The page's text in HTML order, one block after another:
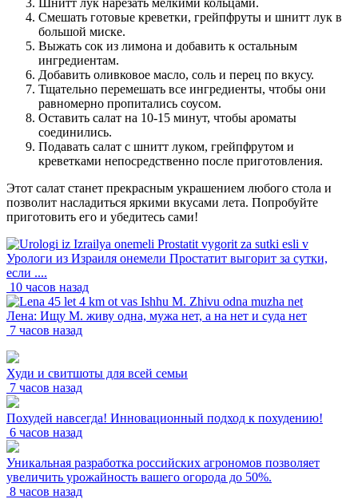
Смешать готовые креветки, грейпфруты и шнитт лук в
большой миске.
Выжать сок из лимона и добавить к остальным
ингредиентам.
Добавить оливковое масло, соль и перец по вкусу.
Тщательно перемешать все ингредиенты, чтобы они
равномерно пропитались соусом.
Оставить салат на 10-15 минут, чтобы ароматы
соединились.
Подавать салат с шнитт луком, грейпфрутом и
креветками непосредственно после приготовления.
Этот салат станет прекрасным украшением любого стола и
позволит насладиться яркими вкусами лета. Попробуйте
приготовить его и убедитесь сами!
Урологи из Израиля онемели Простатит выгорит за сутки,
если ....
10 часов назад
Лена: Ищу М. живу одна, мужа нет, а на нет и суда нет
7 часов назад
Худи и свитшоты для всей семьи
7 часов назад
Похудей навсегда! Инновационный подход к похудению!
6 часов назад
Уникальная разработка российских агрономов позволяет
увеличить урожайность вашего огорода до 50%.
8 часов назад